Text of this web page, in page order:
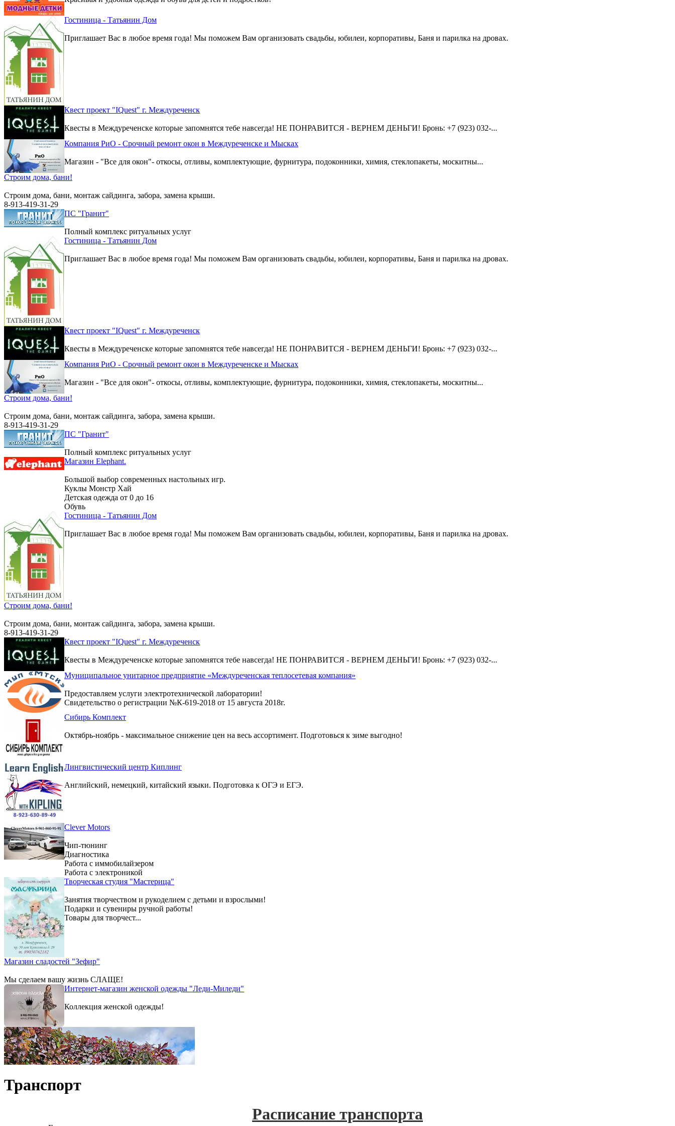
Гостиница - Татьянин Дом
Приглашает Вас в любое время года! Мы поможем Вам организовать свадьбы, юбилеи, корпоративы, Баня и парилка на дровах.
Квест проект "IQuest" г. Междуреченск
Квесты в Междуреченске которые запомнятся тебе навсегда! НЕ ПОНРАВИТСЯ - ВЕРНЕМ ДЕНЬГИ! Бронь: +7 (923) 032-...
Компания РиО - Срочный ремонт окон в Междуреченске и Мысках
Магазин - "Все для окон"- откосы, отливы, комплектующие, фурнитура, подоконники, химия, стеклопакеты, москитны...
Строим дома, бани!
Строим дома, бани, монтаж сайдинга, забора, замена крыши.
8-913-419-31-29
ПС "Гранит"
Полный комплекс ритуальных услуг
Гостиница - Татьянин Дом
Приглашает Вас в любое время года! Мы поможем Вам организовать свадьбы, юбилеи, корпоративы, Баня и парилка на дровах.
Квест проект "IQuest" г. Междуреченск
Квесты в Междуреченске которые запомнятся тебе навсегда! НЕ ПОНРАВИТСЯ - ВЕРНЕМ ДЕНЬГИ! Бронь: +7 (923) 032-...
Компания РиО - Срочный ремонт окон в Междуреченске и Мысках
Магазин - "Все для окон"- откосы, отливы, комплектующие, фурнитура, подоконники, химия, стеклопакеты, москитны...
Строим дома, бани!
Строим дома, бани, монтаж сайдинга, забора, замена крыши.
8-913-419-31-29
ПС "Гранит"
Полный комплекс ритуальных услуг
Магазин Elephant.
Большой выбор современных настольных игр.
Куклы Монстр Хай
Детская одежда от 0 до 16
Обувь
Гостиница - Татьянин Дом
Приглашает Вас в любое время года! Мы поможем Вам организовать свадьбы, юбилеи, корпоративы, Баня и парилка на дровах.
Строим дома, бани!
Строим дома, бани, монтаж сайдинга, забора, замена крыши.
8-913-419-31-29
Квест проект "IQuest" г. Междуреченск
Квесты в Междуреченске которые запомнятся тебе навсегда! НЕ ПОНРАВИТСЯ - ВЕРНЕМ ДЕНЬГИ! Бронь: +7 (923) 032-...
Муниципальное унитарное предприятие «Междуреченская теплосетевая компания»
Предоставляем услуги электротехнической лаборатории!
Свидетельство о регистрации №К-619-2018 от 15 августа 2018г.
Сибирь Комплект
Октябрь-ноябрь - максимальное снижение цен на весь ассортимент. Подготовься к зиме выгодно!
Лингвистический центр Киплинг
Английский, немецкий, китайский языки. Подготовка к ОГЭ и ЕГЭ.
Clever Motors
Чип-тюнинг
Диагностика
Работа с иммобилайзером
Работа с электроникой
Творческая студия "Мастерица"
Занятия творчеством и рукоделием с детьми и взрослыми!
Подарки и сувениры ручной работы!
Товары для творчест...
Магазин сладостей "Зефир"
Мы сделаем вашу жизнь СЛАЩЕ!
Интернет-магазин женской одежды "Леди-Миледи"
Коллекция женской одежды!
Транспорт
Расписание транспорта